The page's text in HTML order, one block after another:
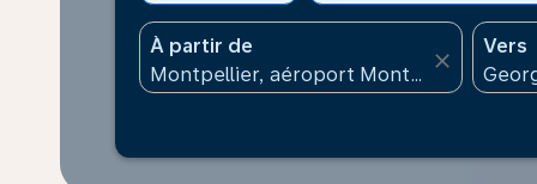
À partir de
close
Vers